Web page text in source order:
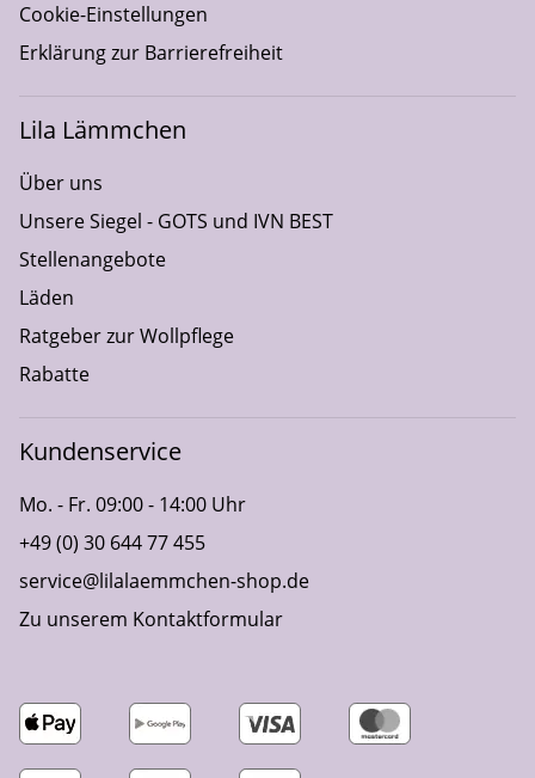
Cookie-Einstellungen
Erklärung zur Barrierefreiheit
Lila Lämmchen
Über uns
Unsere Siegel - GOTS und IVN BEST
Stellenangebote
Läden
Ratgeber zur Wollpflege
Rabatte
Kundenservice
Mo. - Fr. 09:00 - 14:00 Uhr
+49 (0) 30 644 77 455
service@lilalaemmchen-shop.de
Zu unserem Kontaktformular